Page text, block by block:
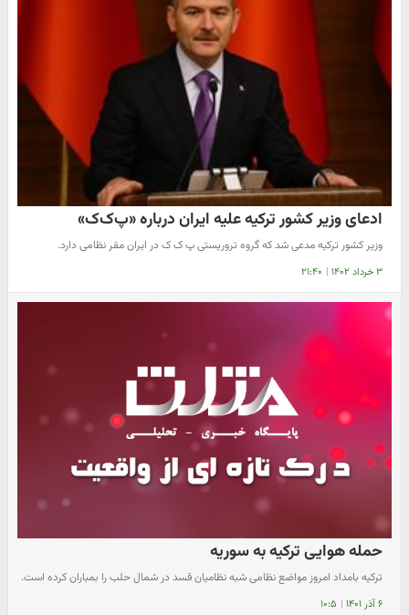
ادعای وزیر کشور ترکیه علیه ایران درباره «پ‌ک‌ک»
وزیر کشور ترکیه مدعی شد که گروه تروریستی پ ک ک در ایران مقر نظامی دارد.
۳ خرداد ۱۴۰۲ | ۲۱:۴۰
حمله هوایی ترکیه به سوریه
ترکیه بامداد امروز مواضع نظامی شبه نظامیان قسد در شمال حلب را بمباران کرده است.
۶ آذر ۱۴۰۱ | ۱۰:۵